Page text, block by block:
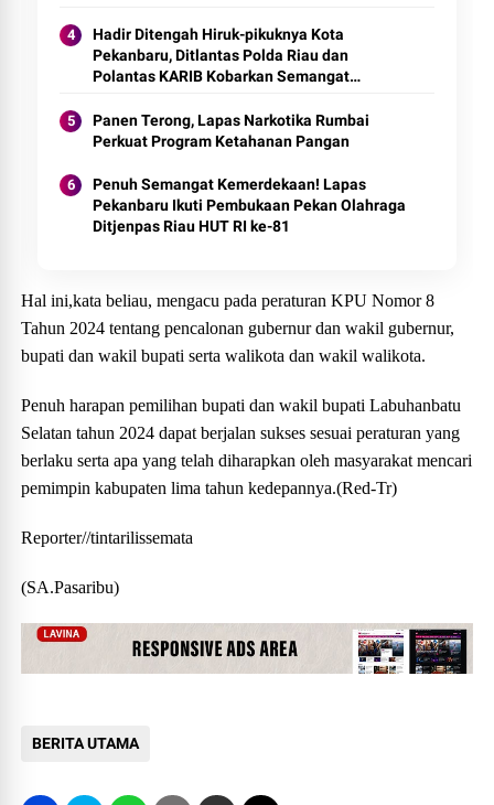
Hadir Ditengah Hiruk-pikuknya Kota
Pekanbaru, Ditlantas Polda Riau dan
Polantas KARIB Kobarkan Semangat
Policing Jelang HUT RI Ke-81 Tahun
Panen Terong, Lapas Narkotika Rumbai
Perkuat Program Ketahanan Pangan
Penuh Semangat Kemerdekaan! Lapas
Pekanbaru Ikuti Pembukaan Pekan Olahraga
Ditjenpas Riau HUT RI ke-81
Hal ini,kata beliau, mengacu pada peraturan KPU Nomor 8
Tahun 2024 tentang pencalonan gubernur dan wakil gubernur,
bupati dan wakil bupati serta walikota dan wakil walikota.
Penuh harapan pemilihan bupati dan wakil bupati Labuhanbatu
Selatan tahun 2024 dapat berjalan sukses sesuai peraturan yang
berlaku serta apa yang telah diharapkan oleh masyarakat mencari
pemimpin kabupaten lima tahun kedepannya.(Red-Tr)
Reporter//tintarilissemata
(SA.Pasaribu)
BERITA UTAMA